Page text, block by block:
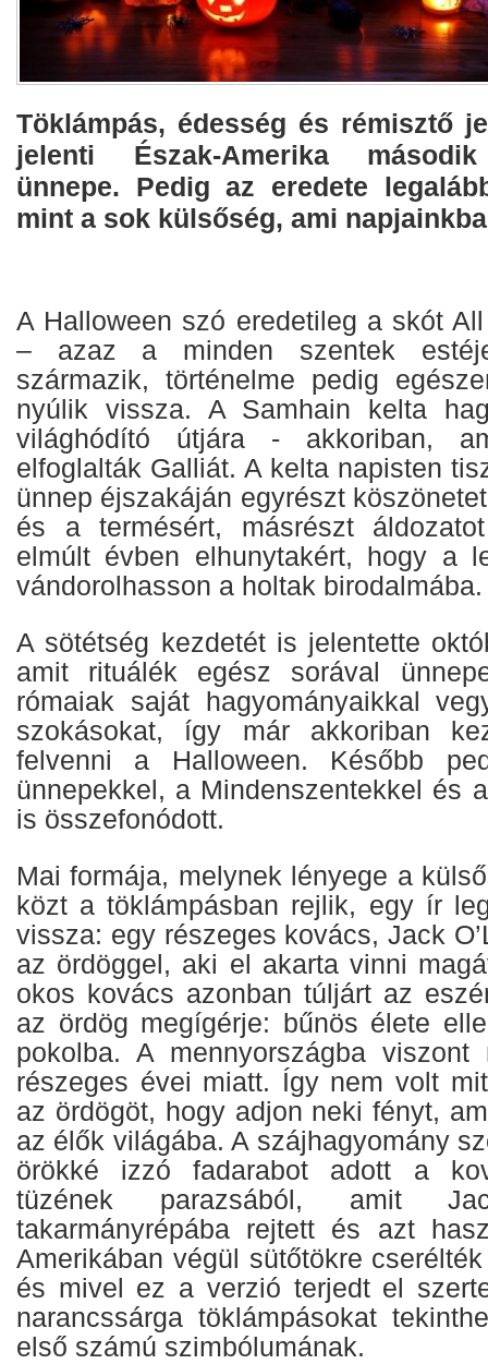
Töklámpás, édesség és rémisztő
jelenti Észak-Amerika második
ünnepe. Pedig az eredete
mint a sok külsőség, ami
A Halloween szó eredetileg a skót
– azaz a minden szentek
származik, történelme pedig
nyúlik vissza. A Samhain kelta
világhódító útjára - akkoriban,
elfoglalták Galliát. A kelta napisten
ünnep éjszakáján egyrészt
és a termésért, másrészt
elmúlt évben elhunytakért, hogy a
vándorolhasson a holtak birodalmába.
A sötétség kezdetét is jelentette
amit rituálék egész sorával
rómaiak saját hagyományaikkal
szokásokat, így már akkoriban
felvenni a Halloween. Később
ünnepekkel, a Mindenszentekkel és
is összefonódott.
Mai formája, melynek lényege a
közt a töklámpásban rejlik, egy ír
vissza: egy részeges kovács, Jack
az ördöggel, aki el akarta vinni
okos kovács azonban túljárt az
az ördög megígérje: bűnös élete
pokolba. A mennyországba
részeges évei miatt. Így nem volt
az ördögöt, hogy adjon neki fényt,
az élők világába. A szájhagyomány
örökké izzó fadarabot adott a
tüzének parazsából, amit
takarmányrépába rejtett és azt
Amerikában végül sütőtökre
és mivel ez a verzió terjedt el
narancssárga töklámpásokat
első számú szimbólumának.